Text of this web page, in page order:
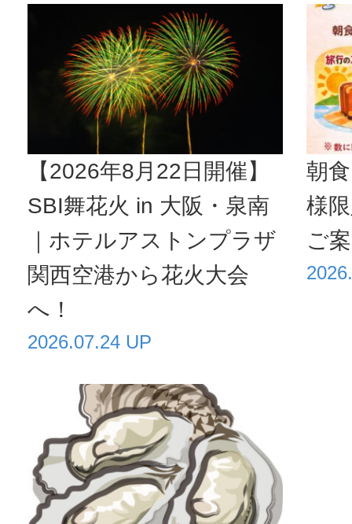
【2026年8月22日開催】
SBI舞花火 in 大阪・泉南
｜ホテルアストンプラザ
関西空港から花火大会
へ！
2026.07.24 UP
朝
様
ご